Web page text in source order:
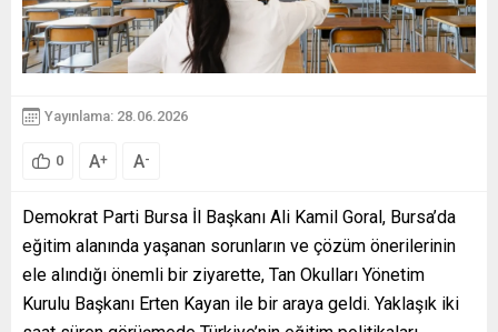
Yayınlama: 28.06.2026
0 A+ A-
Demokrat Parti Bursa İl Başkanı Ali Kamil Goral, Bursa’da
eğitim alanında yaşanan sorunların ve çözüm önerilerinin
ele alındığı önemli bir ziyarette, Tan Okulları Yönetim
Kurulu Başkanı Erten Kayan ile bir araya geldi. Yaklaşık iki